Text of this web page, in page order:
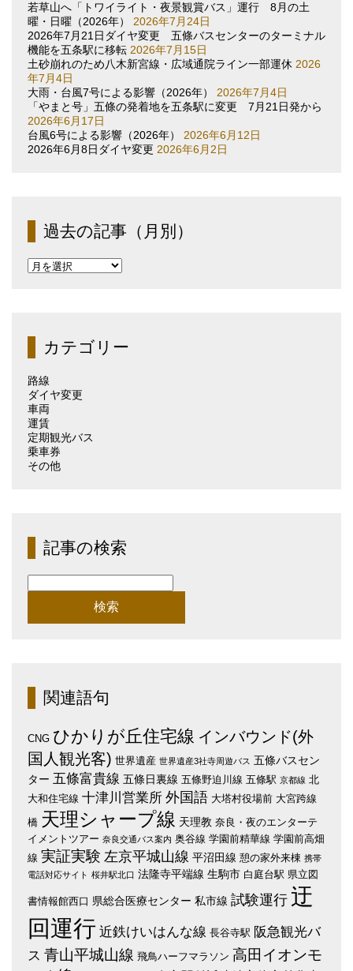
若草山へ「トワイライト・夜景観賞バス」運行 8月の土
曜・日曜（2026年）
2026年7月24日
2026年7月21日ダイヤ変更 五條バスセンターのターミナル
機能を五条駅に移転 2026年7月15日
土砂崩れのため八木新宮線・広域通院ライン一部運休 2026
年7月4日
大雨・台風7号による影響（2026年）
2026年7月4日
「やまと号」五條の発着地を五条駅に変更 7月21日発から
2026年6月17日
台風6号による影響（2026年）
2026年6月12日
2026年6月8日ダイヤ変更 2026年6月2日
過去の記事（月別）
過
（月
別）カテゴリー
路線
ダイヤ変更
車両
運賃
定期観光バス
乗車券
その他
記事の検索
索:
関連語句
CNG ひかりが丘住宅線 インバウンド(外
国人観光客) 世界遺産 世界遺産3社寺周遊バス 五條バスセン
ター 五條富貴線 五條日裏線 五條野迫川線 五條駅 京都線 北
大和住宅線 十津川営業所 外国語 大塔村役場前 大宮跨線
橋 天理シャープ線 天理教 奈良・夜のエンターテ
イメントツアー 奈良交通バス案内 奥谷線 学園前精華線 学園前高畑
線 実証実験 左京平城山線 平沼田線 憩の家外来棟 携帯
電話対応サイト 桜井駅北口 法隆寺平端線 生駒市 白庭台駅 県立図
書情報館西口 県総合医療センター 私市線 試験運行 迂
回運行 近鉄けいはんな線 長谷寺駅 阪急観光バ
ス 青山平城山線 飛鳥ハーフマラソン 高田イオンモ